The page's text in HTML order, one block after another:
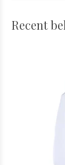
Recent